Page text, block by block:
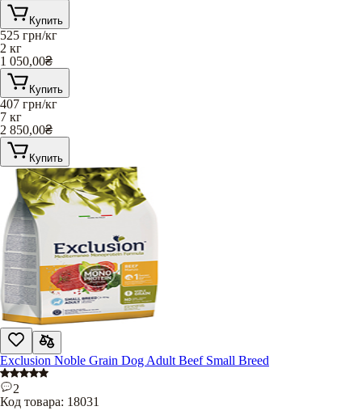
Купить
525 грн/кг
2 кг
1 050,00₴
Купить
407 грн/кг
7 кг
2 850,00₴
Купить
Exclusion Noble Grain Dog Adult Beef Small Breed
2
Код товара: 18031